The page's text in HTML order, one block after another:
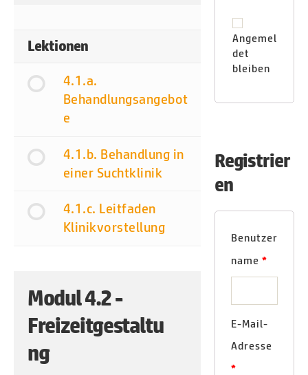
Lektionen
4.1.a.
Behandlungsangebot
e
4.1.b. Behandlung in
einer Suchtklinik
4.1.c. Leitfaden
Klinikvorstellung
Modul 4.2 -
Freizeitgestaltu
ng
Angemel
det
bleiben
Registrier
en
Benutzer
name *
E-Mail-
Adresse
*